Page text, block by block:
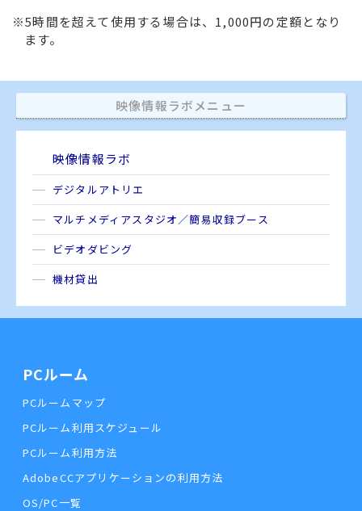
※5時間を超えて使用する場合は、1,000円の定額となり
ます。
映像情報ラボメニュー
映像情報ラボ
デジタルアトリエ
マルチメディアスタジオ／簡易収録ブース
ビデオダビング
機材貸出
PCルーム
PCルームマップ
PCルーム利用スケジュール
PCルーム利用方法
AdobeCCアプリケーションの利用方法
OS/PC一覧